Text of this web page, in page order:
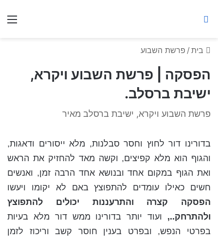
בית / פרשת השבוע
הפסקה | פרשת השבוע ויקרא,
ישיבת ברסלב.
פרשת השבוע ויקרא, ישיבת ברסלב מאיר
בדורינו דור לחוץ וחסר סבלנות, מלא ייסורים ודאגות,
והגוף הוא מלא קפיצים, וקשה מאד להחזיק את הראש
ואת הגוף במקום אחד ובנושא אחד הרבה זמן, ואנשים
חשים כאילו עומדים להתפוצץ באם לא יקומו ויעשו
הפסקה קצרה והתרעננות יכולים להתפוצץ
ולהתרחק.., ועוד יותר בדורינו ממש דור מלא בעיות
בפרטי הנפש, ובפרט בענין חוסר קשב וריכוז לזמן